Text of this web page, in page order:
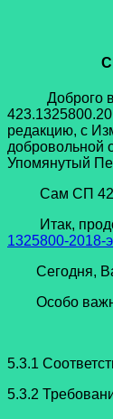
Доброго
редакцию, с
добровольной
Упомянутый
Сам СП
Итак,
1325800-2018-
Сегодня,
Особо
5.3.1
5.3.2